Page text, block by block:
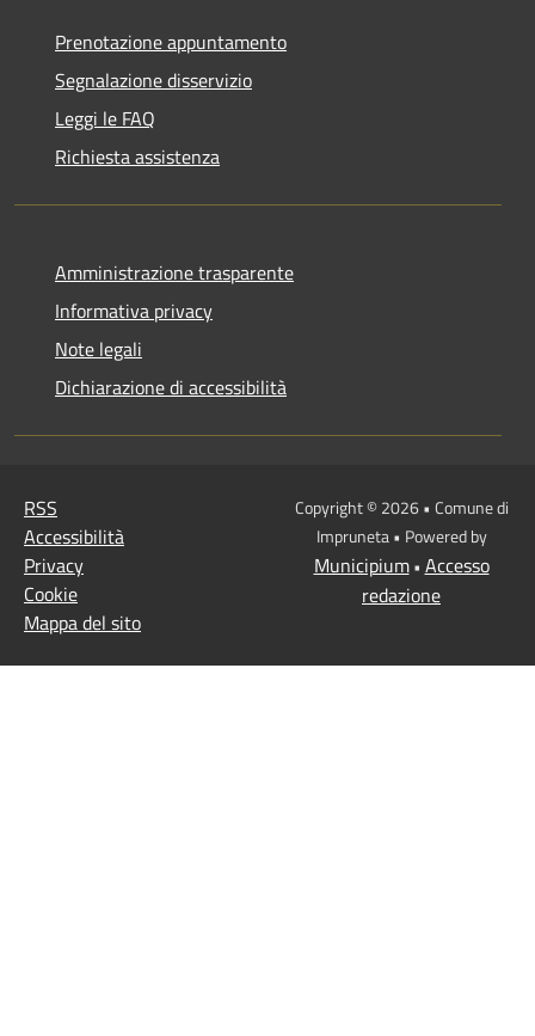
Prenotazione appuntamento
Segnalazione disservizio
Leggi le FAQ
Richiesta assistenza
Amministrazione trasparente
Informativa privacy
Note legali
Dichiarazione di accessibilità
RSS
Accessibilità
Privacy
Cookie
Mappa del sito
Copyright © 2026 • Comune di
Impruneta • Powered by
Municipium• Accesso
redazione